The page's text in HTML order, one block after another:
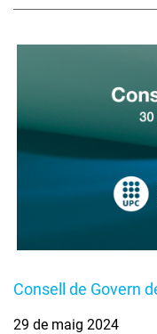
Consell de Govern
29 de maig 2024